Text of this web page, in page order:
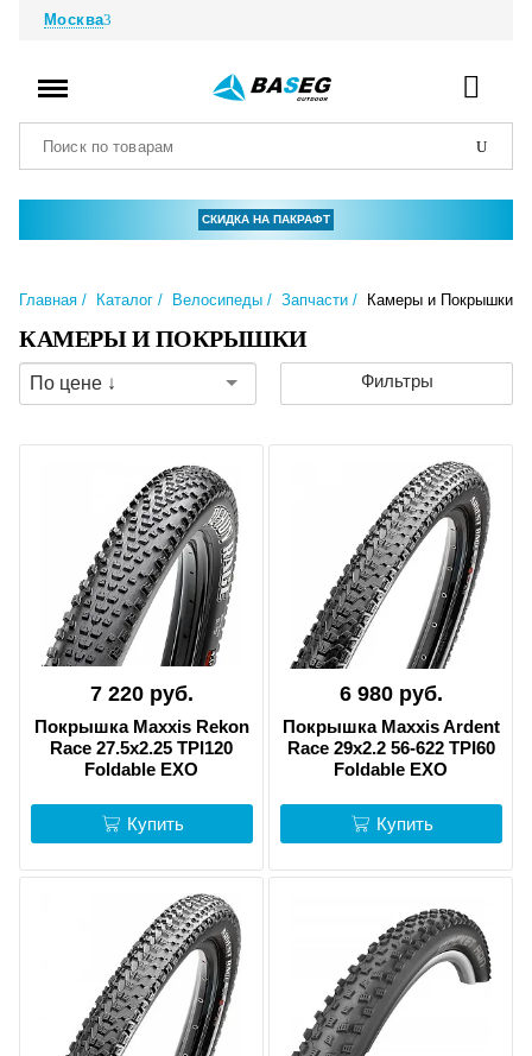
Москва
СКИДКА НА ПАКРАФТ
Главная Каталог Велосипеды Запчасти Камеры и Покрышки
КАМЕРЫ И ПОКРЫШКИ
По цене ↓ Фильтры
7 220 руб.
Покрышка Maxxis Rekon
Race 27.5x2.25 TPI120
Foldable EXO
Купить
6 980 руб.
Покрышка Maxxis Ardent
Race 29x2.2 56-622 TPI60
Foldable EXO
Купить